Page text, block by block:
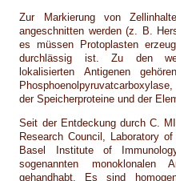
Zur Markierung von
angeschnitten werden (z. B.
es müssen Protoplasten
durchlässig ist. Zu den
lokalisierten Antigenen
der Speicherproteine und der
Seit der Entdeckung durch C.
Research Council, Laboratory
Basel Institute of
sogenannten monoklonalen
gehandhabt. Es sind